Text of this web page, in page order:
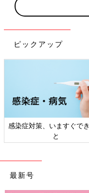
ピックアップ
症対策、いますぐできるこ
最新号